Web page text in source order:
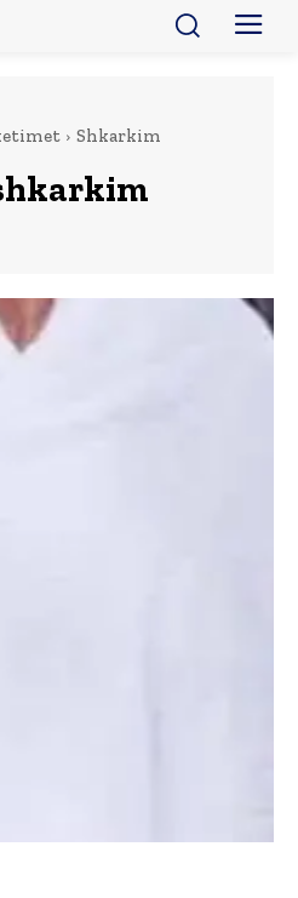
Shkarkim